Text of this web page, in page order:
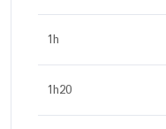
1h
1h20